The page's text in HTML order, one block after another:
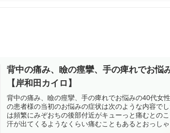
背中の痛み、瞼の痙攣、手の痺れでお悩
【岸和田カイロ】
背中の痛み、瞼の痙攣、手の痺れでお悩みの40代女
の患者様の当初のお悩みの症状は次のような内容で
は頻繁にみぞおちの後部付近がキューっと痛むとの
汗が出てくるようなくらい痛むこともあるとおっしゃ